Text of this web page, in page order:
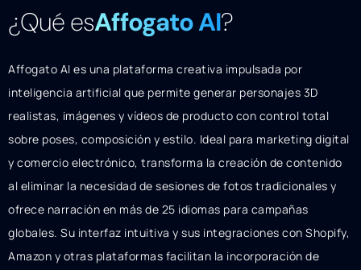
¿Qué esAffogato AI?
Affogato AI es una plataforma creativa impulsada por
inteligencia artificial que permite generar personajes 3D
realistas, imágenes y vídeos de producto con control total
sobre poses, composición y estilo. Ideal para marketing digital
y comercio electrónico, transforma la creación de contenido
al eliminar la necesidad de sesiones de fotos tradicionales y
ofrece narración en más de 25 idiomas para campañas
globales. Su interfaz intuitiva y sus integraciones con Shopify,
Amazon y otras plataformas facilitan la incorporación de